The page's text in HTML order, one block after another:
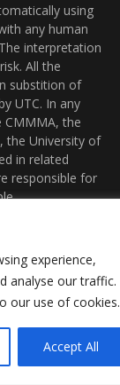
experience,
analyse our traffic.
our use of cookies.
Accept All
using
any human
The interpretation
All the
substition of
UTC. In any
CMMMA, the
the University of
in related
responsible for